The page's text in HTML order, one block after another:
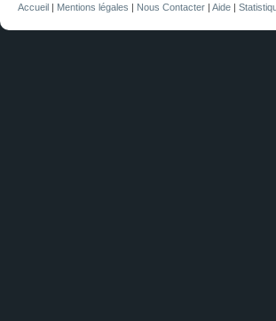
Accueil | Mentions légales | Nous Contacter | Aide |